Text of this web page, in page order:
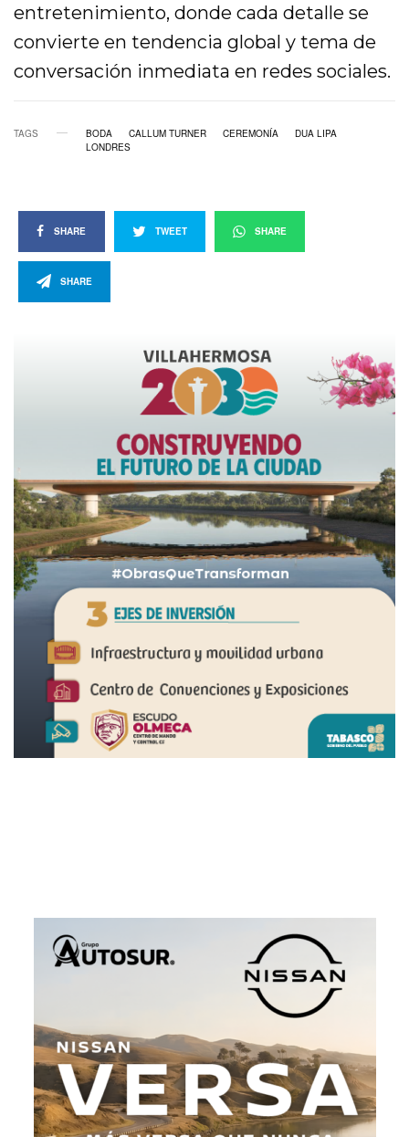
entretenimiento, donde cada detalle se
convierte en tendencia global y tema de
conversación inmediata en redes sociales.
TAGS BODA CALLUM TURNER CEREMONÍA
DUA LIPA
LONDRES
SHARE TWEET SHARE
SHARE